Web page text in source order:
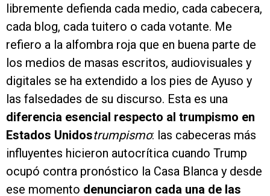
libremente defienda cada medio, cada cabecera,
cada blog, cada tuitero o cada votante. Me
refiero a la alfombra roja que en buena parte de
los medios de masas escritos, audiovisuales y
digitales se ha extendido a los pies de Ayuso y
las falsedades de su discurso. Esta es una
diferencia esencial respecto al trumpismo en
Estados Unidostrumpismo: las cabeceras más
influyentes hicieron autocrítica cuando Trump
ocupó contra pronóstico la Casa Blanca y desde
ese momento denunciaron cada una de las